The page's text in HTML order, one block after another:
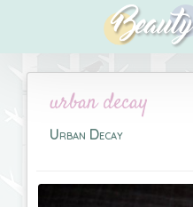
urban decay
Urban Decay